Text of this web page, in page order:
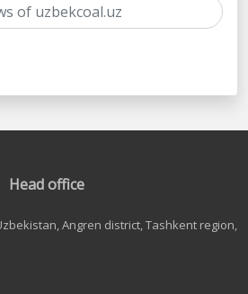
Head office
Angren district, Tashkent region,